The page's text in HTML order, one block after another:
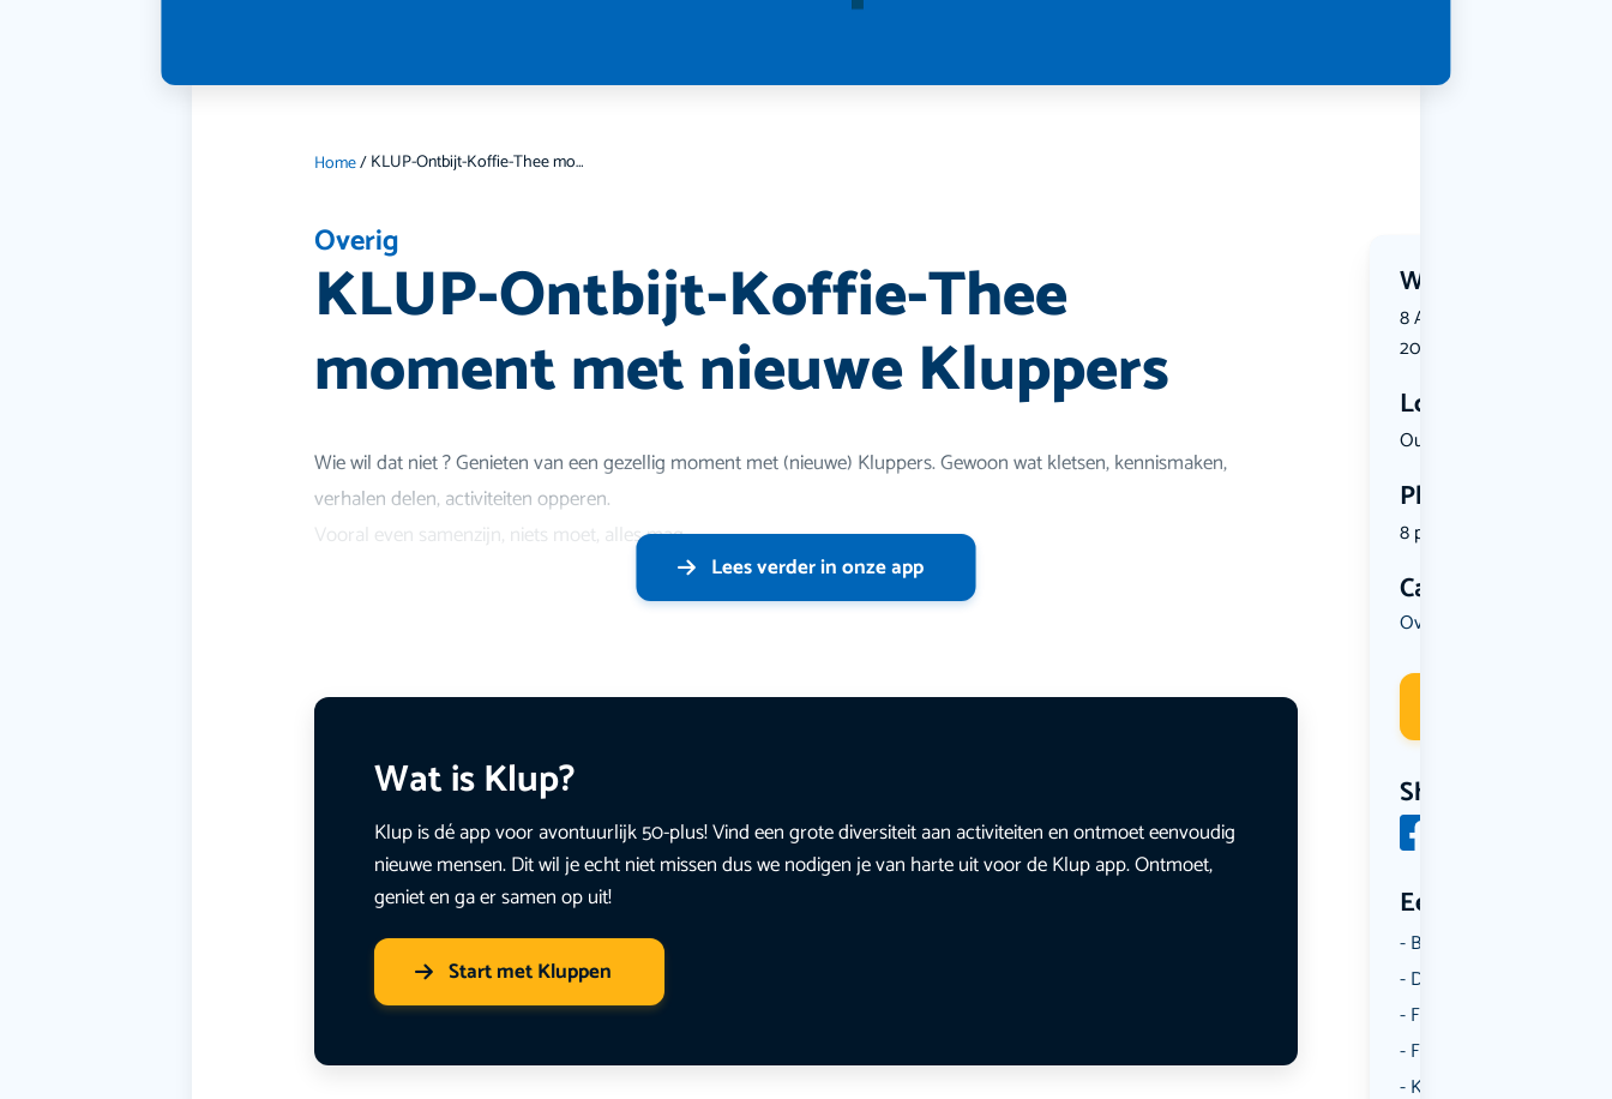
Home/ KLUP-Ontbijt-Koffie-Thee moment met nieuwe Kluppers
Overig
KLUP-Ontbijt-Koffie-Thee
moment met nieuwe Kluppers
Wanneer?
8 August 2026 | 10:00 tot
2026 | 12:00
Locatie
Oude Meppe...
Plekken
8 plekken beschikbaar
Categorie
Overig
Share
Een aantal
Borrelen
Dansen
Fietsen
Film
Kunst & Cultuur
Wie wil dat niet ? Genieten van een gezellig moment met (nieuwe) Kluppers. Gewoon wat kletsen, kennismaken,
verhalen delen, activiteiten opperen.
Vooral even samenzijn, niets moet, alles mag
Lees verder in onze app
Wat is Klup?
Klup is dé app voor avontuurlijk 50-plus! Vind een grote diversiteit aan activiteiten en ontmoet eenvoudig
nieuwe mensen. Dit wil je echt niet missen dus we nodigen je van harte uit voor de Klup app. Ontmoet,
geniet en ga er samen op uit!
Start met Kluppen